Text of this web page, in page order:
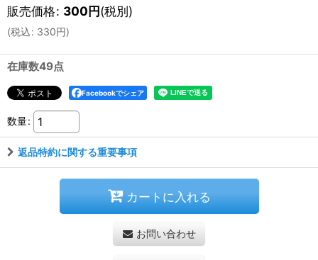
販売価格: 300円(税別)
(税込: 330円)
在庫数49点
Facebookでシェア
数量:
返品特約に関する重要事項
カートに入れる
お問い合わせ